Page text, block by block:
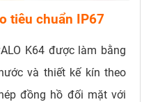
tiêu chuẩn IP67
K64 được làm bằng
và thiết kế kín theo
đồng hồ đối mặt với